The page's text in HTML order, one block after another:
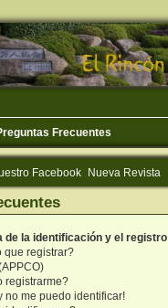
Frecuentes
Facebook Nueva Revista
de la identificación y el registro
que registrar?
registrarme?
no me puedo identificar!